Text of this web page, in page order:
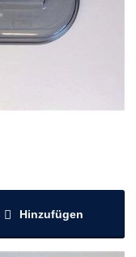
Hinzufügen